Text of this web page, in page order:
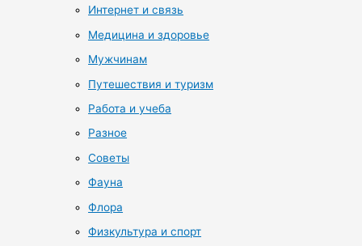
Интернет и связь
Медицина и здоровье
Мужчинам
Путешествия и туризм
Работа и учеба
Разное
Советы
Фауна
Флора
Физкультура и спорт